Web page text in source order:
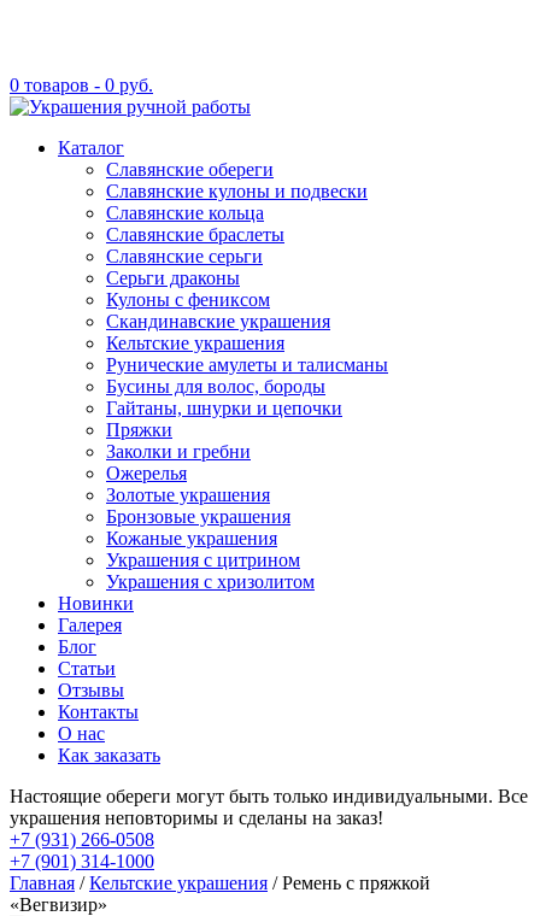
0 товаров - 0 руб.
Каталог
Славянские обереги
Славянские кулоны и подвески
Славянские кольца
Славянские браслеты
Славянские серьги
Серьги драконы
Кулоны с фениксом
Скандинавские украшения
Кельтские украшения
Рунические амулеты и талисманы
Бусины для волос, бороды
Гайтаны, шнурки и цепочки
Пряжки
Заколки и гребни
Ожерелья
Золотые украшения
Бронзовые украшения
Кожаные украшения
Украшения с цитрином
Украшения с хризолитом
Новинки
Галерея
Блог
Статьи
Отзывы
Контакты
О нас
Как заказать
Настоящие обереги могут быть только индивидуальными. Все
украшения неповторимы и сделаны на заказ!
+7 (931) 266-0508
+7 (901) 314-1000
Главная /Кельтские украшения / Ремень с пряжкой
«Вегвизир»